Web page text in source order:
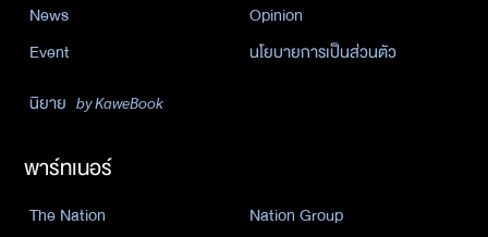
News
Opinion
Event
นโยบายการเป็นส่วนตัว
นิยาย by KaweBook
พาร์ทเนอร์
The Nation
Nation Group